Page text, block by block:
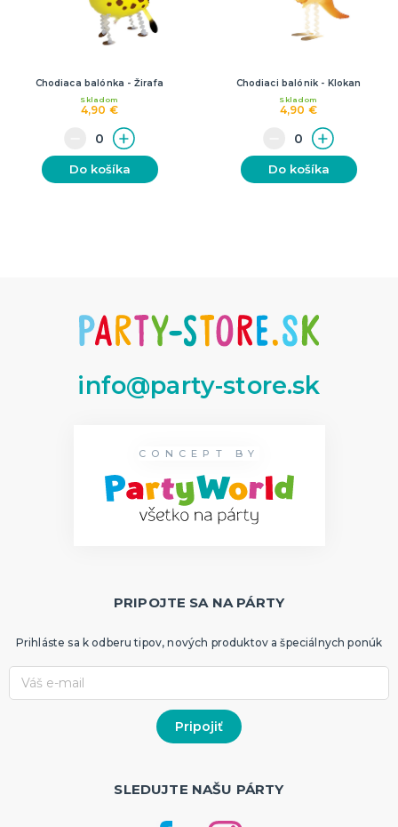
Chodiaca balónka - Žirafa
4,90 €
Skladom
Do košíka
Chodiaci balónik - Klokan
4,90 €
Skladom
Do košíka
info@party-store.sk
CONCEPT BY
PRIPOJTE SA NA PÁRTY
Prihláste sa k odberu tipov, nových produktov a špeciálnych ponúk
SLEDUJTE NAŠU PÁRTY